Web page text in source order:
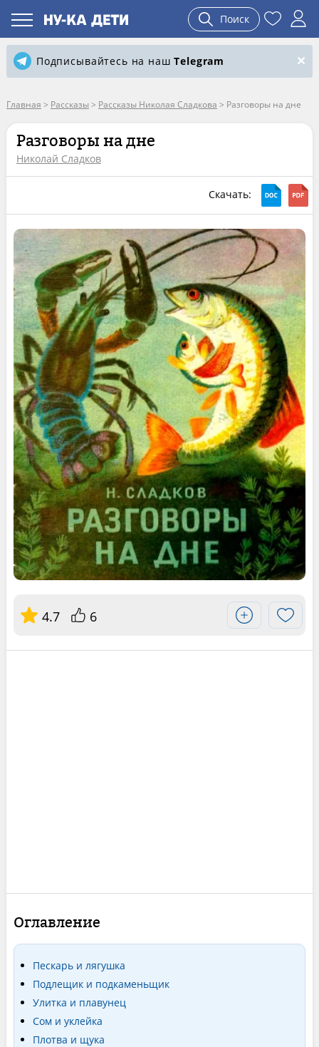
Поиск
Подписывайтесь на нашTelegram
Главная > Рассказы > Рассказы Николая Сладкова > Разговоры на дне
Разговоры на дне
Николай Сладков
Скачать:
4.7 6
Оглавление
Пескарь и лягушка
Подлещик и подкаменьщик
Улитка и плавунец
Сом и уклейка
Плотва и щука